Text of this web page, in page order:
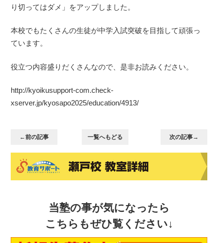
り切ってはダメ」をアップしました。
本校でもたくさんの生徒が中学入試突破を目指して頑張っ
ています。
役立つ内容盛りだくさんなので、是非お読みください。
http://kyoikusupport-com.check-
xserver.jp/kyosapo2025/education/4913/
←前の記事 一覧へもどる 次の記事→
当塾の事が気になったら
こちらもぜひ覧ください↓